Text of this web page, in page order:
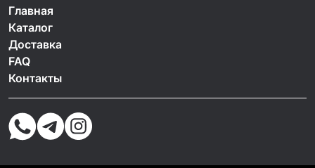
Главная
Каталог
Доставка
FAQ
Контакты